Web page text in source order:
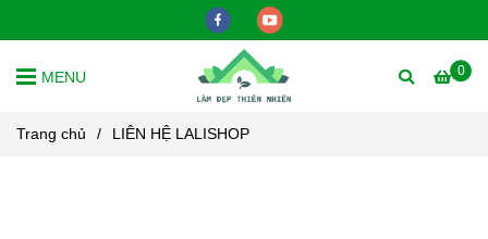
0
MENU
Trang chủ / LIÊN HỆ LALISHOP